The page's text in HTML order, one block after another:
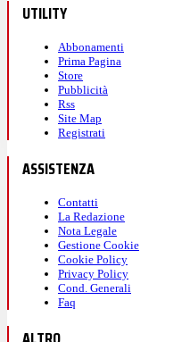
UTILITY
Abbonamenti
Prima Pagina
Store
Pubblicità
Rss
Site Map
Registrati
ASSISTENZA
Contatti
La Redazione
Nota Legale
Gestione Cookie
Cookie Policy
Privacy Policy
Cond. Generali
Faq